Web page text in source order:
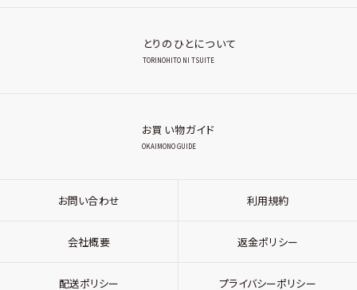
とりのひとについて
TORINOHITO NI TSUITE
お買い物ガイド
OKAIMONO GUIDE
お問い合わせ 利用規約
会社概要 返金ポリシー
配送ポリシー プライバシーポリシー